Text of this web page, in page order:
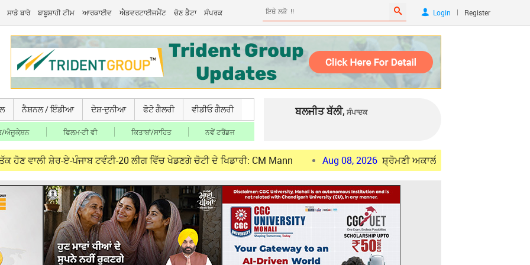
ਸਾਡੇ ਬਾਰੇ ਬਾਬੂਸ਼ਾਹੀ ਟੀਮ ਆਰਕਾਈਵ ਐਡਵਰਟਾਈਜਮੈਂਟ ਚੋਣ ਡੈਟਾ ਸੰਪਰਕ Login | Register
ਨੈਸ਼ਨਲ / ਇੰਡੀਆ ਦੇਸ਼-ਦੁਨੀਆ ਫੋਟੋ ਗੈਲਰੀ ਵੀਡੀਓ ਗੈਲਰੀ
ਐਜੂਕੇ਼ਸ਼ਨ ਫਿਲਮ-ਟੀ ਵੀ ਕਿਤਾਬਾਂ/ਸਾਹਿਤ ਨਵੇਂ ਟਰੈਂਡਜ
ਬਲਜੀਤ ਬੱਲੀ, ਸੰਪਾਦਕ
ਏ-ਪੰਜਾਬ ਟਵੰਟੀ-20 ਲੀਗ ਵਿੱਚ ਖੇਡਣਗੇ ਚੋਟੀ ਦੇ ਖਿਡਾਰੀ: CM Mann Aug 08, 2026 ਸ਼੍ਰੋਮਣੀ ਅਕਾਲੀ ਦਲ ਪੁਨਰ-ਸੁਰਜੀਤ ਵਿੱਚ ਹੋਈਆਂ